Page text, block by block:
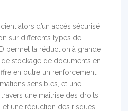
alors d’un accès sécurisé
sur différents types de
permet la réduction à grande
stockage de documents en
en outre un renforcement
sensibles, et une
une maitrise des droits
et une réduction des risques